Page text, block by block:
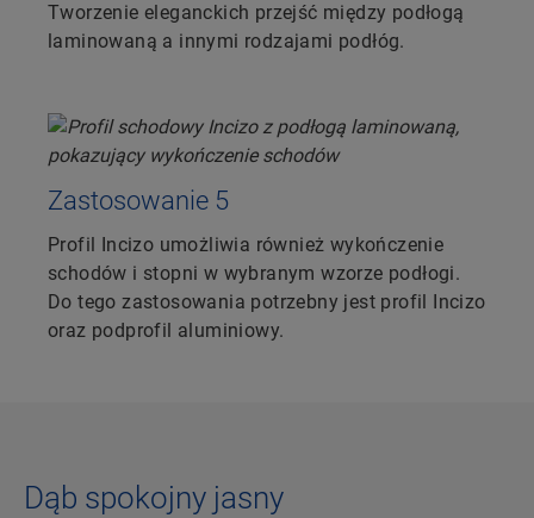
Tworzenie eleganckich przejść między podłogą
laminowaną a innymi rodzajami podłóg.
Zastosowanie 5
Profil Incizo umożliwia również wykończenie
schodów i stopni w wybranym wzorze podłogi.
Do tego zastosowania potrzebny jest profil Incizo
oraz podprofil aluminiowy.
Dąb spokojny jasny